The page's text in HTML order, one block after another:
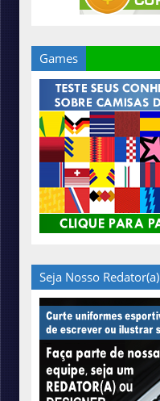
Games
Seja Nosso Redator(a)